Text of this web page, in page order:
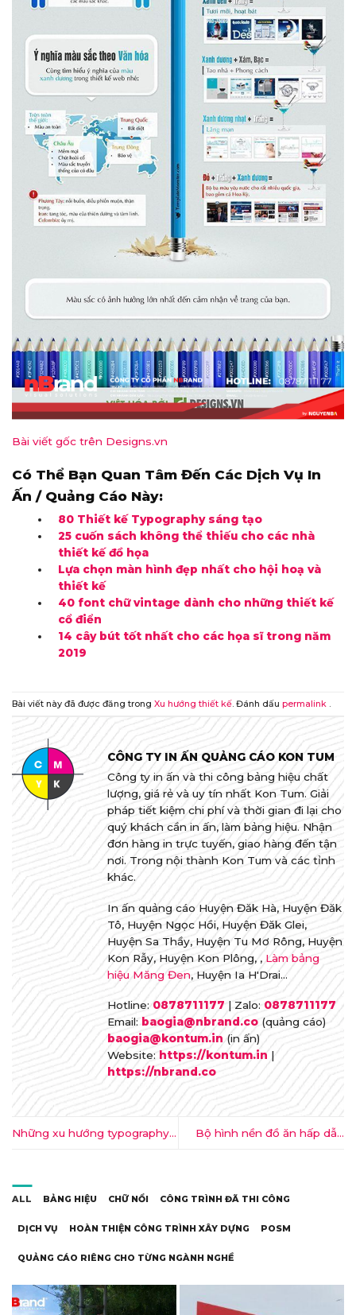
Bài viết gốc trên Designs.vn
Có Thể Bạn Quan Tâm Đến Các Dịch Vụ In
Ấn / Quảng Cáo Này:
80 Thiết kế Typography sáng tạo
25 cuốn sách không thể thiếu cho các nhà
thiết kế đồ họa
Lựa chọn màn hình đẹp nhất cho hội hoạ và
thiết kế
40 font chữ vintage dành cho những thiết kế
cổ điển
14 cây bút tốt nhất cho các họa sĩ trong năm
2019
Bài viết này đã được đăng trong Xu hướng thiết kế . Đánh dấu permalink
CÔNG TY IN ẤN QUẢNG CÁO KON TUM
Công ty in ấn và thi công bảng hiệu chất
lượng, giá rẻ và uy tín nhất Kon Tum. Giải
pháp tiết kiệm chi phí và thời gian đi lại cho
quý khách cần in ấn, làm bảng hiệu. Nhận
đơn hàng in trực tuyến, giao hàng đến tận
nơi. Trong nội thành Kon Tum và các tỉnh
khác.
In ấn quảng cáo Huyện Đăk Hà, Huyện Đăk
Tô, Huyện Ngọc Hồi, Huyện Đăk Glei,
Huyện Sa Thầy, Huyện Tu Mơ Rông, Huyện
Kon Rẫy, Huyện Kon Plông, , Làm bảng
hiệu Măng Đen, Huyện Ia H'Drai...
Hotline:0878711177| Zalo: 0878711177
Email: baogia@nbrand.co (quảng cáo)
baogia@kontum.in(in ấn)
Website: https://kontum.in|
https://nbrand.co
Những xu hướng typography
Bộ hình nền đồ ăn hấp dẫn
ALL BẢNG HIỆU CHỮ NỔI CÔNG TRÌNH ĐÃ THI CÔNG
DỊCH VỤ HOÀN THIỆN CÔNG TRÌNH XÂY DỰNG POSM
QUẢNG CÁO RIÊNG CHO TỪNG NGÀNH NGHỀ